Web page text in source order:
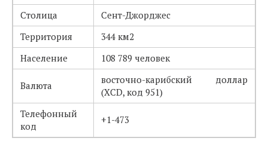
Столица
Сент-Джорджес
Территория
344 км2
Население
108 789 человек
Валюта
восточно-карибский доллар
(XCD, код 951)
Телефонный
код
+1-473